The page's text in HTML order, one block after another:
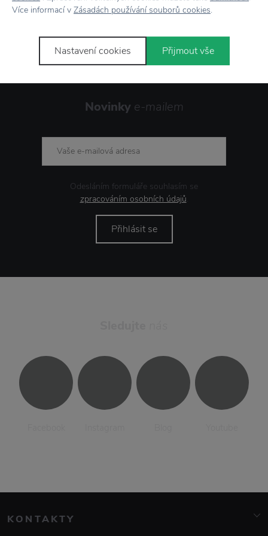
Showroomve Zlíně
Novinky e-mailem
Odesláním formuláře souhlasím se
zpracováním osobních údajů.
Přihlásit se
KONTAKTY
Více informací v Zásadách používání souborů cookies.
Nastavení cookies Přijmout vše